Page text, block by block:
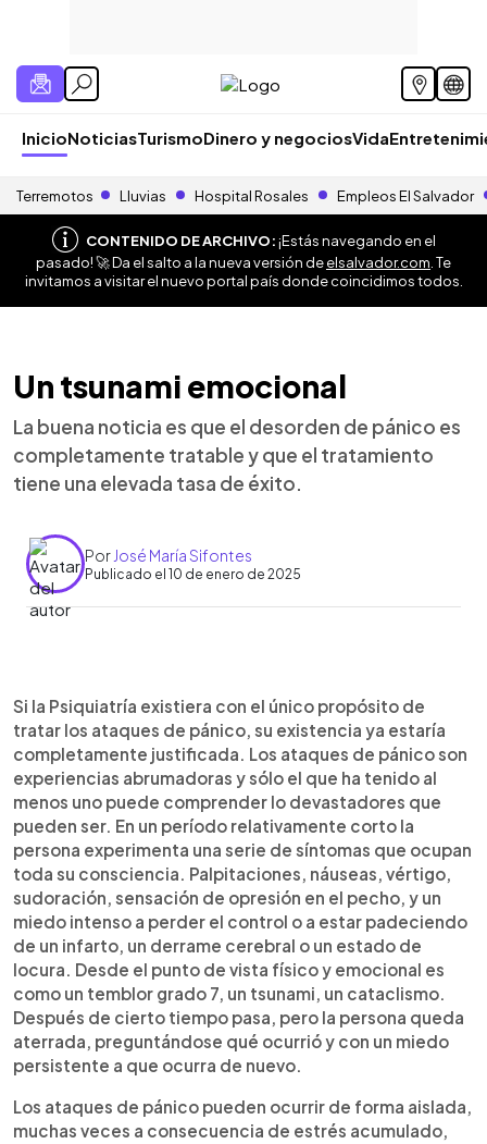
InicioNoticiasTurismoDinero y negociosVida
Terremotos Lluvias Hospital Rosales Empleos El Salvador
CONTENIDO DE ARCHIVO:¡Estás navegando en el
pasado! 🚀 Da el salto a la nueva versión deelsalvador.com . Te
invitamos a visitar el nuevo portal país donde coincidimos todos.
Un tsunami emocional
La buena noticia es que el desorden de pánico es
completamente tratable y que el tratamiento
tiene una elevada tasa de éxito.
Por José María Sifontes
Publicado el 10 de enero de 2025
► Escuchar artículo
Si la Psiquiatría existiera con el único propósito de
tratar los ataques de pánico, su existencia ya estaría
completamente justificada. Los ataques de pánico son
experiencias abrumadoras y sólo el que ha tenido al
menos uno puede comprender lo devastadores que
pueden ser. En un período relativamente corto la
persona experimenta una serie de síntomas que ocupan
toda su consciencia. Palpitaciones, náuseas, vértigo,
sudoración, sensación de opresión en el pecho, y un
miedo intenso a perder el control o a estar padeciendo
de un infarto, un derrame cerebral o un estado de
locura. Desde el punto de vista físico y emocional es
como un temblor grado 7, un tsunami, un cataclismo.
Después de cierto tiempo pasa, pero la persona queda
aterrada, preguntándose qué ocurrió y con un miedo
persistente a que ocurra de nuevo.
Los ataques de pánico pueden ocurrir de forma aislada,
muchas veces a consecuencia de estrés acumulado,